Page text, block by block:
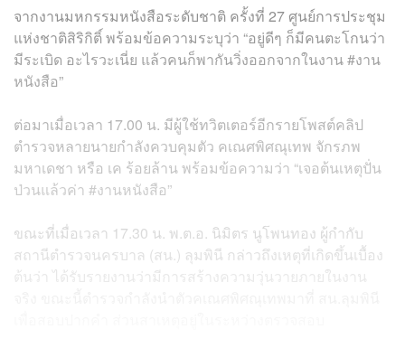
จากงานมหกรรมหนังสือระดับชาติ ครั้งที่ 27 ศูนย์การประชุม
แห่งชาติสิริกิติ์ พร้อมข้อความระบุว่า “อยู่ดีๆ ก็มีคนตะโกนว่า
มีระเบิด อะไรวะเนี่ย แล้วคนก็พากันวิ่งออกจากในงาน #งาน
หนังสือ”
ต่อมาเมื่อเวลา 17.00 น. มีผู้ใช้ทวิตเตอร์อีกรายโพสต์คลิป
ตำรวจหลายนายกำลังควบคุมตัว คเณศพิศณุเทพ จักรภพ
มหาเดชา หรือ เค ร้อยล้าน พร้อมข้อความว่า “เจอต้นเหตุปั่น
ป่วนแล้วค่า #งานหนังสือ”
ขณะที่เมื่อเวลา 17.30 น. พ.ต.อ. นิมิตร นูโพนทอง ผู้กำกับ
สถานีตำรวจนครบาล (สน.) ลุมพินี กล่าวถึงเหตุที่เกิดขึ้นเบื้อง
ต้นว่า ได้รับรายงานว่ามีการสร้างความวุ่นวายภายในงาน